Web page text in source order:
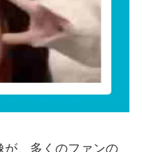
、多くのファンの